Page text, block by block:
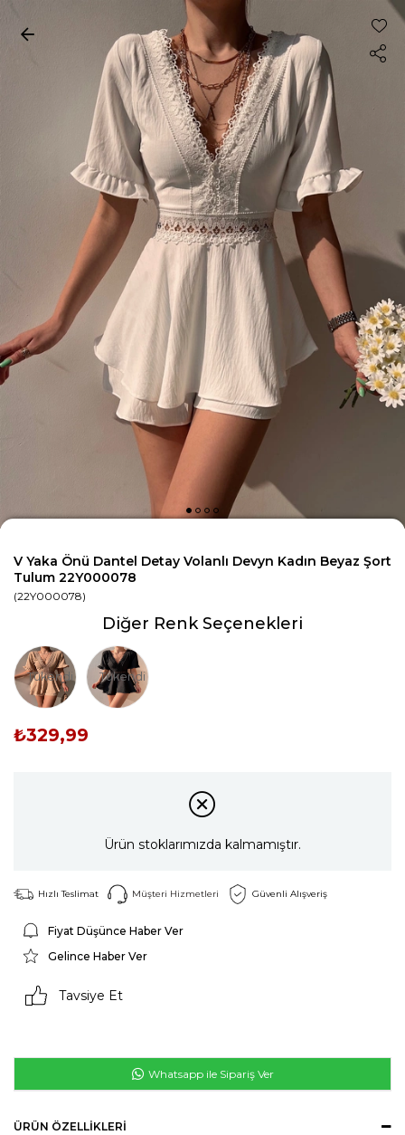
V Yaka Önü Dantel Detay Volanlı Devyn Kadın Beyaz Şort
Tulum 22Y000078
(22Y000078)
Diğer Renk Seçenekleri
Tükendi Tükendi
₺329,99
Ürün stoklarımızda kalmamıştır.
Hızlı Teslimat Müşteri Hizmetleri Güvenli Alışveriş
Fiyat Düşünce Haber Ver
Gelince Haber Ver
Tavsiye Et
Whatsapp ile Sipariş Ver
ÜRÜN ÖZELLIKLERI